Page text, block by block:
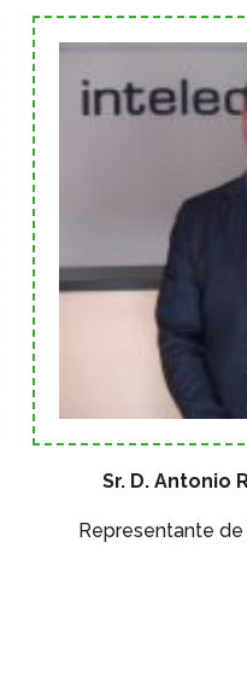
Sr. D. Antonio
Representante